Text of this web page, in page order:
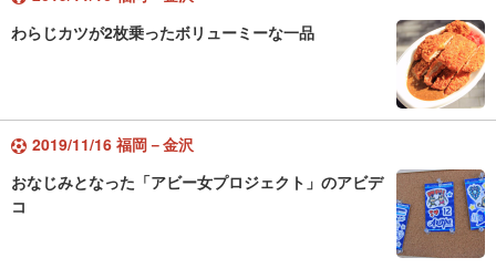
わらじカツが2枚乗ったボリューミーな一品
2019/11/16 福岡－金沢
おなじみとなった「アビー女プロジェクト」のアビデ
コ